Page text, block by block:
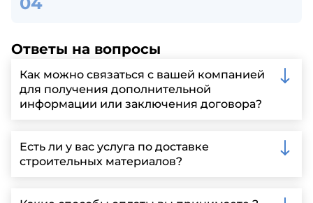
Ответы на вопросы
Как можно связаться с вашей компанией
для получения дополнительной
информации или заключения договора?
запрос через нашу официальную почту или
заполнить форму на нашем сайте для более
детальной информации и организации встречи.
Есть ли у вас услуга по доставке
строительных материалов?
Ленинградской области, у нас собственный